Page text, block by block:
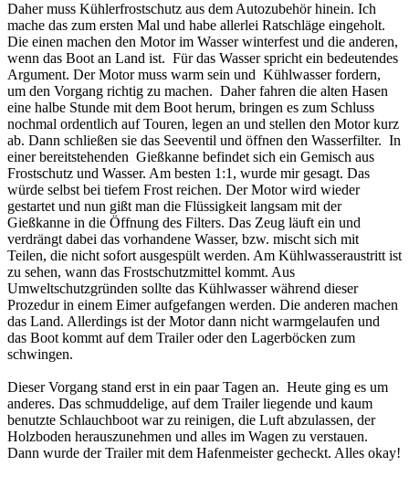
Daher muss Kühlerfrostschutz aus dem Autozubehör hinein. Ich
mache das zum ersten Mal und habe allerlei Ratschläge eingeholt.
Die einen machen den Motor im Wasser winterfest und die anderen,
wenn das Boot an Land ist. Für das Wasser spricht ein bedeutendes
Argument. Der Motor muss warm sein und Kühlwasser fordern,
um den Vorgang richtig zu machen. Daher fahren die alten Hasen
eine halbe Stunde mit dem Boot herum, bringen es zum Schluss
nochmal ordentlich auf Touren, legen an und stellen den Motor kurz
ab. Dann schließen sie das Seeventil und öffnen den Wasserfilter. In
einer bereitstehenden Gießkanne befindet sich ein Gemisch aus
Frostschutz und Wasser. Am besten 1:1, wurde mir gesagt. Das
würde selbst bei tiefem Frost reichen. Der Motor wird wieder
gestartet und nun gißt man die Flüssigkeit langsam mit der
Gießkanne in die Öffnung des Filters. Das Zeug läuft ein und
verdrängt dabei das vorhandene Wasser, bzw. mischt sich mit
Teilen, die nicht sofort ausgespült werden. Am Kühlwasseraustritt ist
zu sehen, wann das Frostschutzmittel kommt. Aus
Umweltschutzgründen sollte das Kühlwasser während dieser
Prozedur in einem Eimer aufgefangen werden. Die anderen machen
das Land. Allerdings ist der Motor dann nicht warmgelaufen und
das Boot kommt auf dem Trailer oder den Lagerböcken zum
schwingen.
Dieser Vorgang stand erst in ein paar Tagen an. Heute ging es um
anderes. Das schmuddelige, auf dem Trailer liegende und kaum
benutzte Schlauchboot war zu reinigen, die Luft abzulassen, der
Holzboden herauszunehmen und alles im Wagen zu verstauen.
Dann wurde der Trailer mit dem Hafenmeister gecheckt. Alles okay!